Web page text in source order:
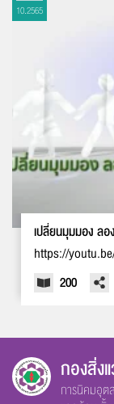
10.2565
เปลี่ยนมุมมอง ล
https://
200
กองสิ่ง
การนิคมอุต